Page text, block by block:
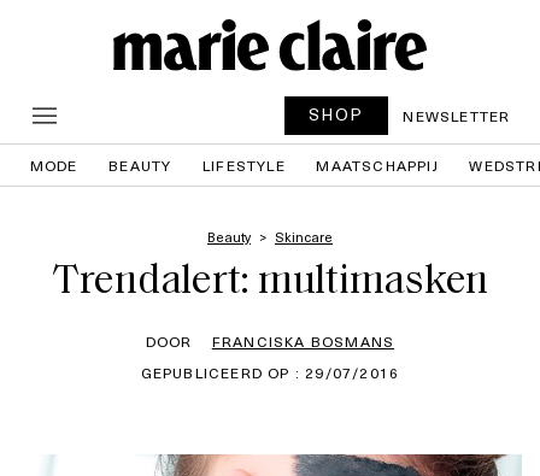
SHOP NEWSLETTER
MODE BEAUTY LIFESTYLE MAATSCHAPPIJ
Beauty Skincare
Trendalert: multimasken
DOOR
FRANCISKA BOSMANS
GEPUBLICEERD OP : 29/07/2016